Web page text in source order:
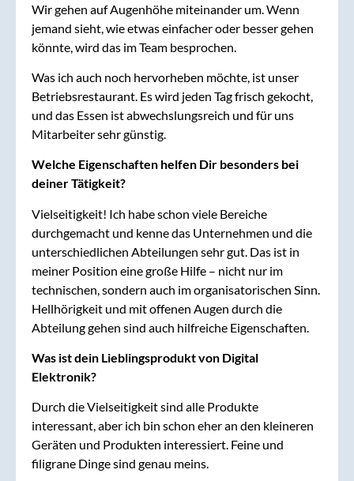
Wir gehen auf Augenhöhe miteinander um. Wenn
jemand sieht, wie etwas einfacher oder besser gehen
könnte, wird das im Team besprochen.
Was ich auch noch hervorheben möchte, ist unser
Betriebsrestaurant. Es wird jeden Tag frisch gekocht,
und das Essen ist abwechslungsreich und für uns
Mitarbeiter sehr günstig.
Welche Eigenschaften helfen Dir besonders bei
deiner Tätigkeit?
Vielseitigkeit! Ich habe schon viele Bereiche
durchgemacht und kenne das Unternehmen und die
unterschiedlichen Abteilungen sehr gut. Das ist in
meiner Position eine große Hilfe – nicht nur im
technischen, sondern auch im organisatorischen Sinn.
Hellhörigkeit und mit offenen Augen durch die
Abteilung gehen sind auch hilfreiche Eigenschaften.
Was ist dein Lieblingsprodukt von Digital
Elektronik?
Durch die Vielseitigkeit sind alle Produkte
interessant, aber ich bin schon eher an den kleineren
Geräten und Produkten interessiert. Feine und
filigrane Dinge sind genau meins.